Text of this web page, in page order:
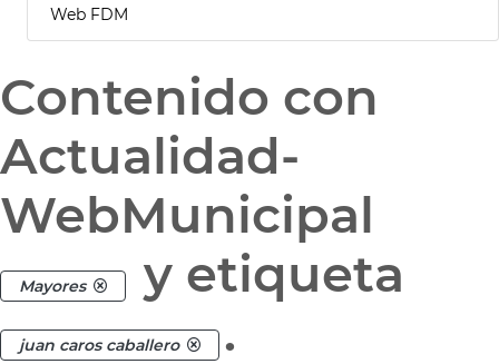
Web FDM
Contenido con
Actualidad-
WebMunicipal
Mayores y etiqueta
juan caros caballero .